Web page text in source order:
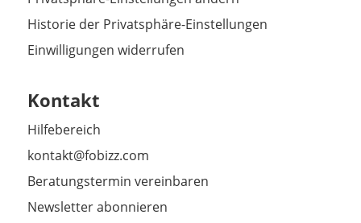
Historie der Privatsphäre-Einstellungen
Einwilligungen widerrufen
Kontakt
Hilfebereich
kontakt@fobizz.com
Beratungstermin vereinbaren
Newsletter abonnieren